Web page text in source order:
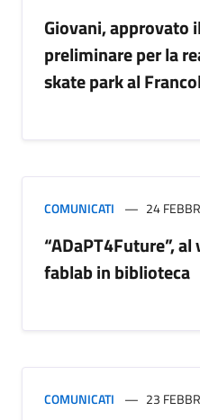
Giovani, approvato
preliminare per la
skate park al
COMUNICATI 24
“ADaPT4Future”,
fablab in biblioteca
COMUNICATI 23